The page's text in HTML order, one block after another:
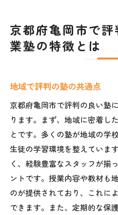
京都府亀岡市で
業塾の特徴とは
地域で評判の塾の共通点
京都府亀岡市で評判の良い塾
ります。まず、地域に密着し
とです。多くの塾が地域の学
生徒の学習環境を整えていま
く、経験豊富なスタッフが揃
ントです。授業内容や教材も
のが提供されており、これに
できます。また、定期的な保